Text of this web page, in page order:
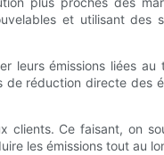
et utilisant des
leurs émissions liées
réduction directe des
Ce faisant, on
les émissions tout au